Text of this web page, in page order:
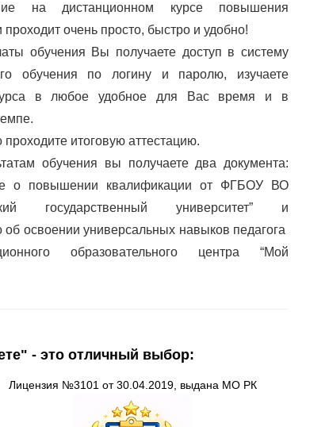
на дистанционном курсе повышения
очень просто, быстро и удобно!
обучения Вы получаете доступ в систему
обучения по логину и паролю, изучаете
в любое удобное для Вас время и в
проходите итоговую аттестацию.
обучения вы получаете два документа:
о повышении квалификации от ФГБОУ ВО
государственный университет” и
об освоении универсальных навыков педагога
образовательного центра “Мой
- это отличный выбор:
Лицензия №3101 от 30.04.2019, выдана МО РК